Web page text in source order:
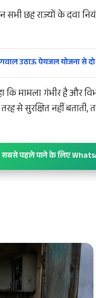
सभी छह राज्यों के दवा
उठाऊ पेयजल योजना से दो
मामला गंभीर है और
से सुरक्षित नहीं
सबसे पहले पाने के लिए